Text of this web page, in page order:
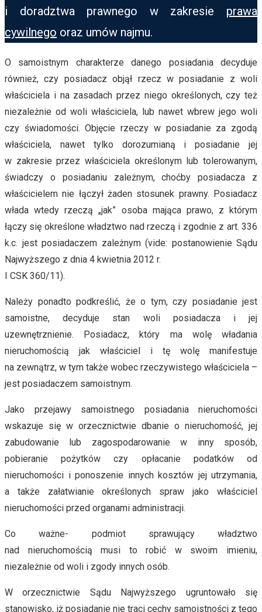
i doradztwa prawnego w zakresie prawa
cywilnego oraz umów najmu.
O samoistnym charakterze danego posiadania decyduje
również, czy posiadacz objął rzecz w posiadanie z woli
właściciela i na zasadach przez niego określonych, czy też
niezależnie od woli właściciela, lub nawet wbrew jego woli
czy świadomości. Objęcie rzeczy w posiadanie za zgodą
właściciela, nawet tylko dorozumianą i posiadanie jej
w zakresie przez właściciela określonym lub tolerowanym,
świadczy o posiadaniu zależnym, choćby posiadacza z
właścicielem nie łączył żaden stosunek prawny. Posiadacz
włada wtedy rzeczą „jak” osoba mająca prawo, z którym
łączy się określone władztwo nad rzeczą i zgodnie z art. 336
k.c. jest posiadaczem zależnym (vide: postanowienie Sądu
Najwyższego z dnia 4 kwietnia 2012 r.
I CSK 360/11).
Należy ponadto podkreślić, że o tym, czy posiadanie jest
samoistne, decyduje stan woli posiadacza i jej
uzewnętrznienie. Posiadacz, który ma wolę władania
nieruchomością jak właściciel i tę wolę manifestuje
na zewnątrz, w tym także wobec rzeczywistego właściciela –
jest posiadaczem samoistnym.
Jako przejawy samoistnego posiadania nieruchomości
wskazuje się w orzecznictwie dbanie o nieruchomość, jej
zabudowanie lub zagospodarowanie w inny sposób,
pobieranie pożytków czy opłacanie podatków od
nieruchomości i ponoszenie innych kosztów jej utrzymania,
a także załatwianie określonych spraw jako właściciel
nieruchomości przed organami administracji.
Co ważne- podmiot sprawujący władztwo
nad nieruchomością musi to robić w swoim imieniu,
niezależnie od woli i zgody innych osób.
W orzecznictwie Sądu Najwyższego ugruntowało się
stanowisko, iż posiadanie nie traci cechy samoistności z tego